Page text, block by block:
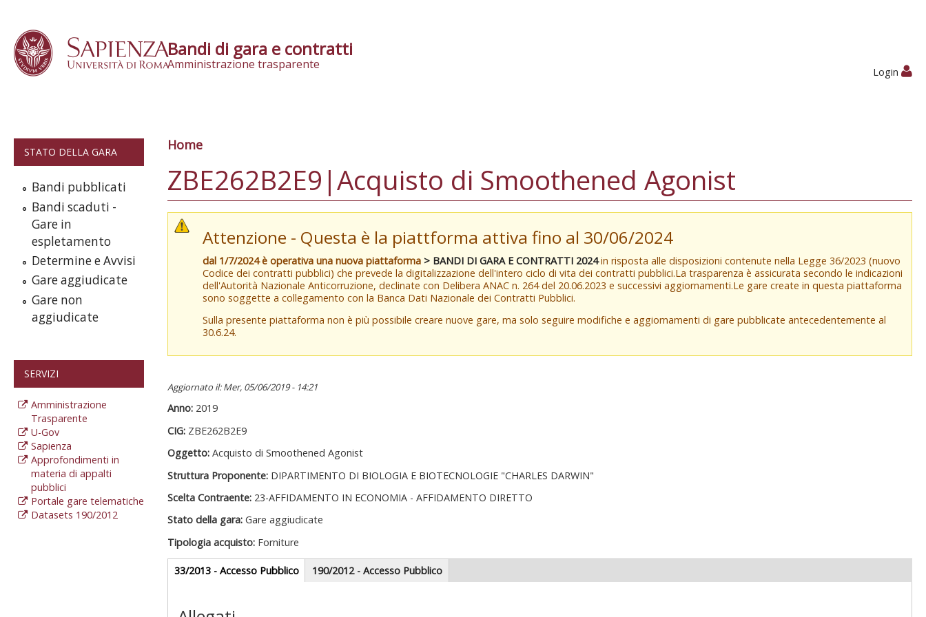
Bandi di gara e contratti
Amministrazione trasparente
Login
STATO DELLA GARA
Bandi pubblicati
Bandi scaduti -
Gare in
espletamento
Determine e Avvisi
Gare aggiudicate
Gare non
aggiudicate
SERVIZI
Amministrazione
Trasparente
U-Gov
Sapienza
Approfondimenti in
materia di appalti
pubblici
Portale gare telematiche
Datasets 190/2012
Tu sei qui
Home
ZBE262B2E9|Acquisto di Smoothened Agonist
Attenzione - Questa è la piattforma attiva fino al 30/06/2024
dal 1/7/2024 è operativa una nuova piattaforma > BANDI DI GARA E CONTRATTI 2024in risposta alle disposizioni contenute nella Legge 36/2023 (nuovo
Codice dei contratti pubblici) che prevede la digitalizzazione dell'intero ciclo di vita dei contratti pubblici.La trasparenza è assicurata secondo le indicazioni
dell'Autorità Nazionale Anticorruzione, declinate con Delibera ANAC n. 264 del 20.06.2023 e successivi aggiornamenti.Le gare create in questa piattaforma
sono soggette a collegamento con la Banca Dati Nazionale dei Contratti Pubblici.
Sulla presente piattaforma non è più possibile creare nuove gare, ma solo seguire modifiche e aggiornamenti di gare pubblicate antecedentemente al
30.6.24.
Aggiornato il: Mer, 05/06/2019 - 14:21
Anno: 2019
CIG: ZBE262B2E9
Oggetto: Acquisto di Smoothened Agonist
Struttura Proponente: DIPARTIMENTO DI BIOLOGIA E BIOTECNOLOGIE "CHARLES DARWIN"
Scelta Contraente: 23-AFFIDAMENTO IN ECONOMIA - AFFIDAMENTO DIRETTO
Stato della gara: Gare aggiudicate
Tipologia acquisto: Forniture
Gare appalti
33/2013 - Accesso Pubblico(scheda
attiva)
190/2012 - Accesso Pubblico